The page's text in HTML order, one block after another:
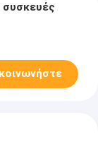
συσκευές